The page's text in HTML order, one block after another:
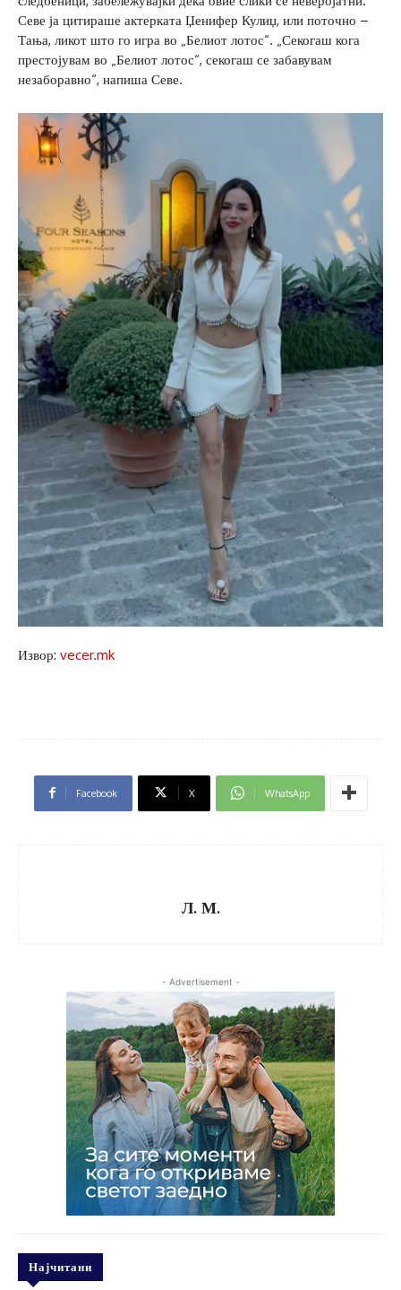
Севе ја цитираше актерката Џенифер Кулиџ, или поточно –
Тања, ликот што го игра во „Белиот лотос“. „Секогаш кога
престојувам во „Белиот лотос“, секогаш се забавувам
незаборавно“, напиша Севе.
Извор: vecer.mk
Facebook X WhatsApp
Л. М.
- Advertisement -
Најчитани